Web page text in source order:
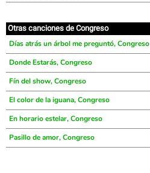
Otras canciones de Congreso
Días atrás un árbol me preguntó, Congreso
Donde Estarás, Congreso
Fín del show, Congreso
El color de la iguana, Congreso
En horario estelar, Congreso
Pasillo de amor, Congreso